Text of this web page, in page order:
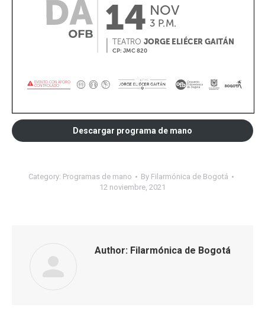
Descargar programa de mano
Category: Programas de mano By Filarmónica de Bogotá
12 noviembre, 2021
Author: Filarmónica de Bogotá